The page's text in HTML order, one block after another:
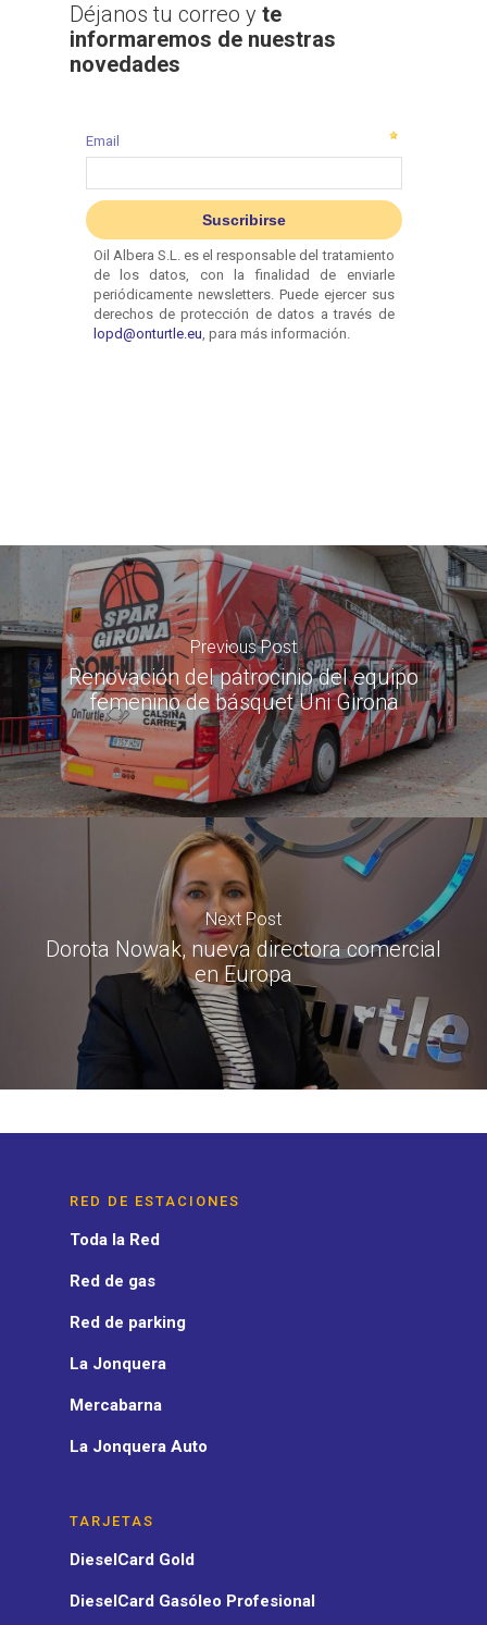
Déjanos tu correo y te
informaremos de nuestras
novedades
Previous Post
Renovación del patrocinio del equipo
femenino de básquet Uni Girona
Next Post
Dorota Nowak, nueva directora comercial
en Europa
RED DE ESTACIONES
Toda la Red
Red de gas
Red de parking
La Jonquera
Mercabarna
La Jonquera Auto
TARJETAS
DieselCard Gold
DieselCard Gasóleo Profesional